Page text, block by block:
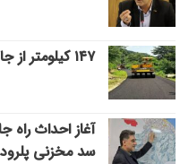
۱۴۷ کیلومتر از جاده های گیلان لکه گیری شد
آغاز احداث
سد مخزنی پلرود